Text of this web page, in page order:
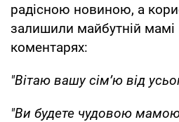
радісною новиною, а
залишили майбутній мамі
коментарях:
"Вітаю вашу сімʼю від
"Ви будете чудовою